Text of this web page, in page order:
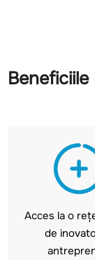
Acces la o
de